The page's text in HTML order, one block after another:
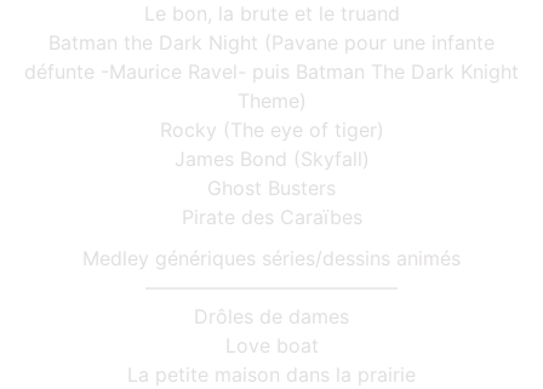
Le bon, la brute et le truand
Batman the Dark Night (Pavane pour une infante
défunte -Maurice Ravel- puis Batman The Dark Knight
Theme)
Rocky (The eye of tiger)
James Bond (Skyfall)
Ghost Busters
Pirate des Caraïbes
Medley génériques séries/dessins animés
Drôles de dames
Love boat
La petite maison dans la prairie